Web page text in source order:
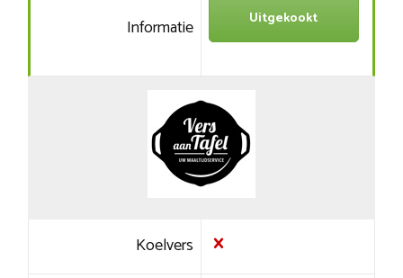
Informatie Uitgekookt
Koelvers